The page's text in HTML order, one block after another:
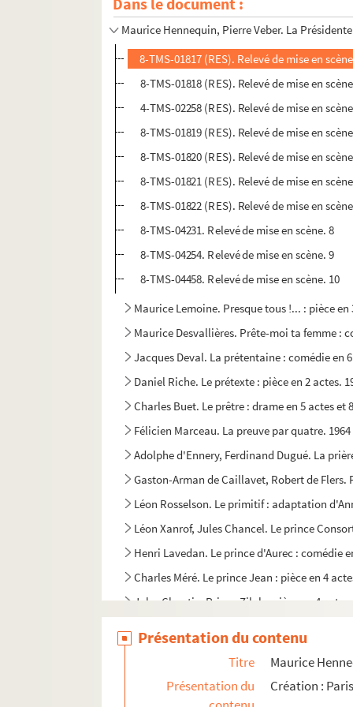
Roger-Ferdinand. Le président Haudecoeur :
Maurice Hennequin, Pierre Veber. La
8-TMS-01817 (RES). Relevé de mise en
8-TMS-01818 (RES). Relevé de mise en
4-TMS-02258 (RES). Relevé de mise en
8-TMS-01819 (RES). Relevé de mise en
8-TMS-01820 (RES). Relevé de mise en
8-TMS-01821 (RES). Relevé de mise en
8-TMS-01822 (RES). Relevé de mise en
8-TMS-04231. Relevé de mise en scène. 8
8-TMS-04254. Relevé de mise en scène. 9
8-TMS-04458. Relevé de mise en scène. 10
Maurice Lemoine. Presque tous !... : pièce en
Maurice Desvallières. Prête-moi ta femme :
Jacques Deval. La prétentaine : comédie en
Daniel Riche. Le prétexte : pièce en 2 actes.
Charles Buet. Le prêtre : drame en 5 actes et
Félicien Marceau. La preuve par quatre. 1964
Adolphe d'Ennery, Ferdinand Dugué. La
Gaston-Arman de Caillavet, Robert de Flers.
Léon Rosselson. Le primitif : adaptation
Léon Xanrof, Jules Chancel. Le prince
Henri Lavedan. Le prince d'Aurec : comédie
Charles Méré. Le prince Jean : pièce en 4
Jules Claretie. Prince Zilah : pièce en 4
Jean-Jacques Bernard. Le printemps des
Présentation du contenu
Titre
Maurice
Présentation du
Création :